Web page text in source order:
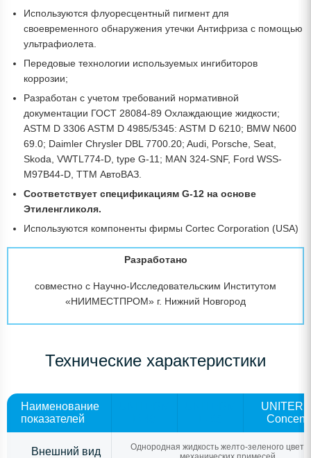
Используются флуоресцентный пигмент для
своевременного обнаружения утечки Антифриза с помощью
ультрафиолета.
Передовые технологии используемых ингибиторов
коррозии;
Разработан с учетом требований нормативной
документации ГОСТ 28084-89 Охлаждающие жидкости;
ASTM D 3306 ASTM D 4985/5345: ASTM D 6210; BMW N600
69.0; Daimler Chrysler DBL 7700.20; Audi, Porsche, Seat,
Skoda, VWTL774-D, type G-11; MAN 324-SNF, Ford WSS-
M97B44-D, TTM АвтоВАЗ.
Соответствует спецификациям G-12 на основе
Этиленгликоля.
Используются компоненты фирмы Cortec Corporation (USA)
Разработано
совместно с Научно-Исследовательским Институтом
«НИИМЕСТПРОМ» г. Нижний Новгород
Технические характеристики
Наименование
показателей
Внешний вид
Однородная жидкость желто-зеленого цвета